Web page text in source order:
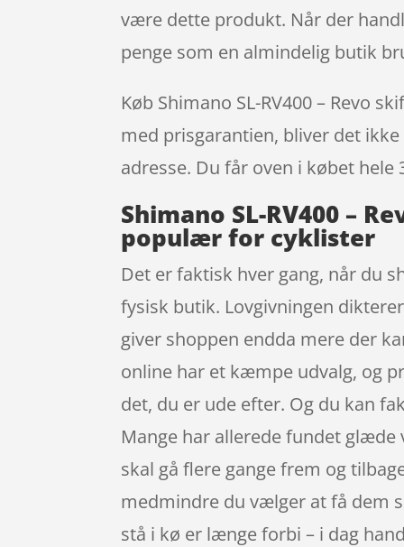
være dette produkt. Når der
penge som en almindelig butik
Køb Shimano SL-RV400 – Revo
med prisgarantien, bliver det
adresse. Du får oven i købet hele
Shimano SL-RV400 –
populær for cyklister
Det er faktisk hver gang, når du
fysisk butik. Lovgivningen
giver shoppen endda mere der
online har et kæmpe udvalg, og
det, du er ude efter. Og du kan
Mange har allerede fundet
skal gå flere gange frem og
medmindre du vælger at få dem
stå i kø er længe forbi – i dag